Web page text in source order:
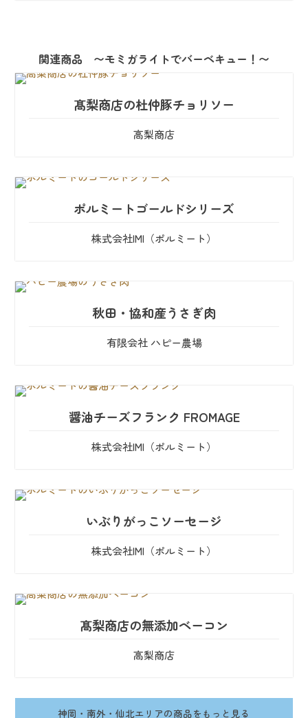
関連商品 〜モミガライトでバーベキュー！〜
髙梨商店の杜仲豚チョリソー
高梨商店
ポルミートゴールドシリーズ
株式会社IMI（ポルミート）
秋田・協和産うさぎ肉
有限会社 ハピー農場
醤油チーズフランク FROMAGE
株式会社IMI（ポルミート）
いぶりがっこソーセージ
株式会社IMI（ポルミート）
髙梨商店の無添加ベーコン
高梨商店
神岡・南外・仙北エリアの商品をもっと見る